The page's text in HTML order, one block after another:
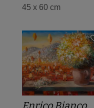
45 x 60 cm
Enrico Bianco